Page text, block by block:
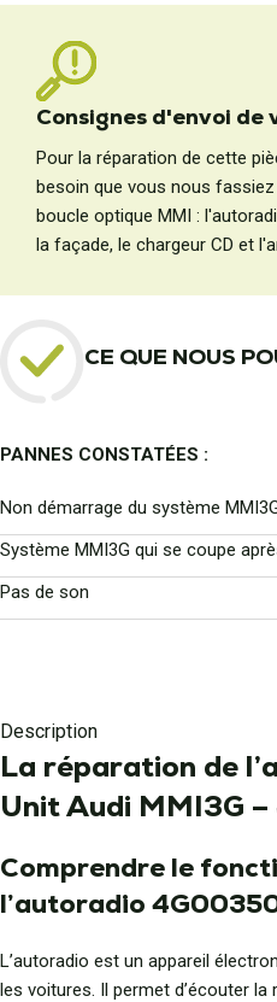
Consignes d'envoi de
Pour la réparation de cette
besoin que vous nous
boucle optique MMI :
la façade, le chargeur CD et
CE QUE NOUS
PANNES CONSTATÉES :
Non démarrage du système
Système MMI3G qui se coupe
Pas de son
Description
La réparation de
Unit Audi MMI3G
Comprendre le
l’autoradio
L’autoradio est un appareil
les voitures. Il permet d’écouter